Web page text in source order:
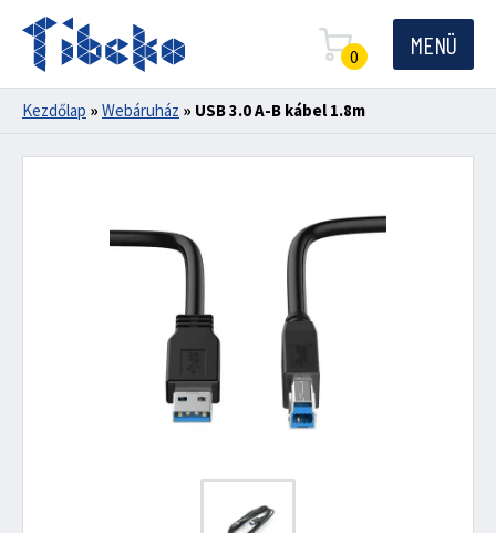
0 MENÜ
Kezdőlap » Webáruház » USB 3.0 A-B kábel 1.8m